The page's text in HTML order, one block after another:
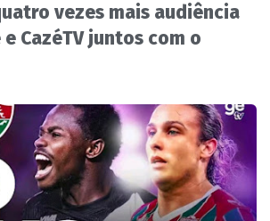
vezes mais audiência
CazéTV juntos com o